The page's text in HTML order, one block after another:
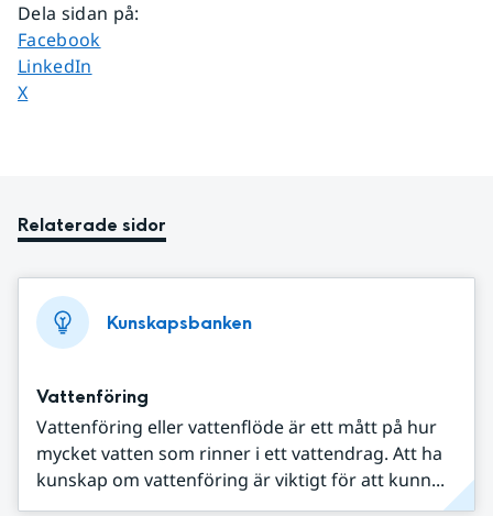
Dela sidan på:
Dela sidan på
Facebook
Dela sidan på
LinkedIn
Dela sidan på
X
Relaterade sidor
Kunskapsbanken
Vattenföring
Vattenföring eller vattenflöde är ett mått på hur
mycket vatten som rinner i ett vattendrag. Att ha
kunskap om vattenföring är viktigt för att kunn...